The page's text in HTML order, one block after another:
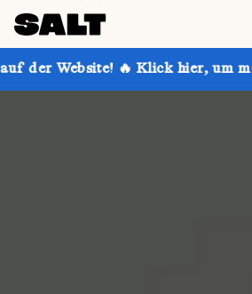
🔥 Klick hier, um mehr zu erfahren